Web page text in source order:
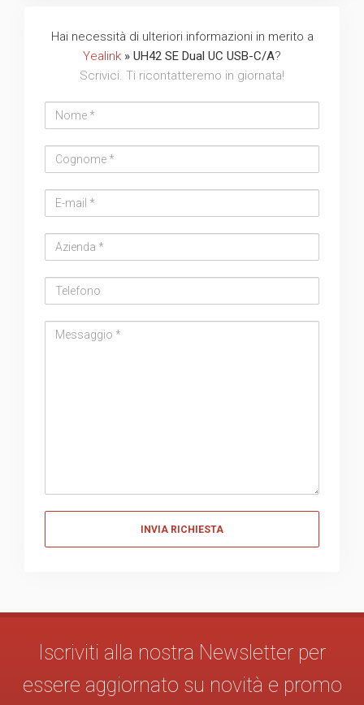
Hai necessità di ulteriori informazioni in merito a
Yealink » UH42 SE Dual UC USB-C/A?
Scrivici. Ti ricontatteremo in giornata!
address
Iscriviti alla nostra Newsletter per
essere aggiornato su novità e promo